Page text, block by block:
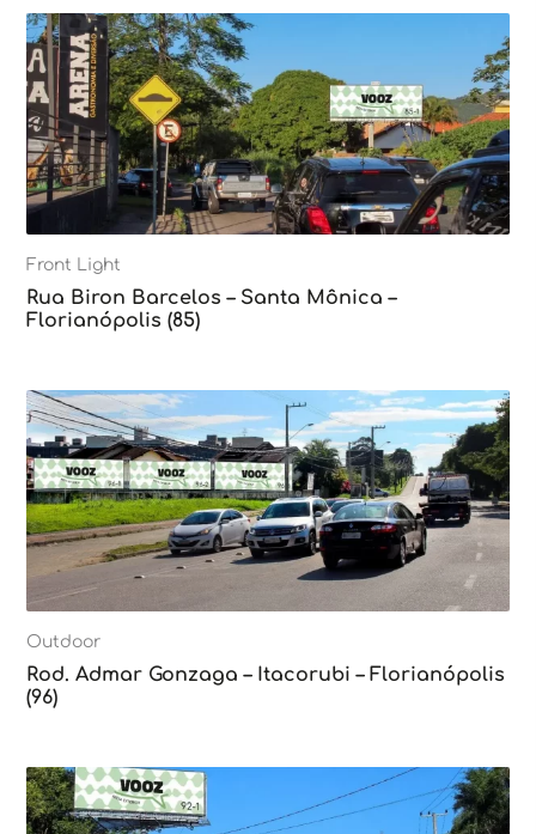
Front Light
Rua Biron Barcelos – Santa Mônica –
Florianópolis (85)
Outdoor
Rod. Admar Gonzaga – Itacorubi – Florianópolis
(96)